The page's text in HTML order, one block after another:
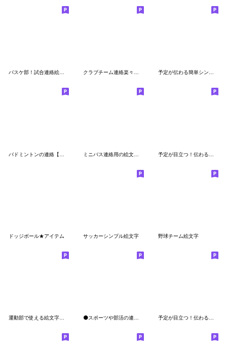
バスケ部！試合連絡絵文字 クラブチーム連絡楽々絵文字！！４ 予定が伝わる簡単シンプル連絡用絵文字の２
ドッジボール★アイテム サッカーシンプル絵文字 野球チーム絵文字
運動部で使える絵文字。ブルボルくん付き。 ⚫️スポーツや部活の連絡網絵文字⚫️ 予定が目立つ！伝わる！野球絵文字